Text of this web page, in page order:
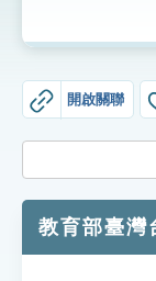
生字詞彙表
知識索引
開啟關聯
教育部臺灣